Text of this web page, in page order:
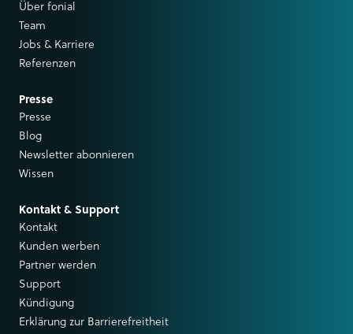
Über fonial
Team
Jobs & Karriere
Referenzen
Presse
Presse
Blog
Newsletter abonnieren
Wissen
Kontakt & Support
Kontakt
Kunden werben
Partner werden
Support
Kündigung
Erklärung zur Barrierefreitheit